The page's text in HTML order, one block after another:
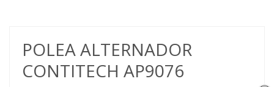
POLEA ALTERNADOR
CONTITECH AP9076